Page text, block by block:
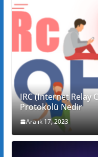
IRC (Internet Relay
Protokolü Nedir
Aralık 17, 2023